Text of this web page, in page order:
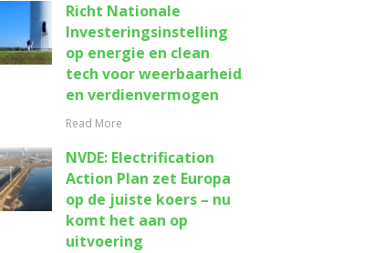
Richt Nationale
Investeringsinstelling
op energie en clean
tech voor weerbaarheid
en verdienvermogen
Read More
NVDE: Electrification
Action Plan zet Europa
op de juiste koers – nu
komt het aan op
uitvoering